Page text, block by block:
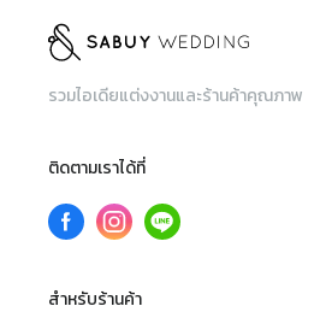
รวมไอเดียแต่งงานและร้านค้าคุณภาพ
ติดตามเราได้ที่
สำหรับร้านค้า